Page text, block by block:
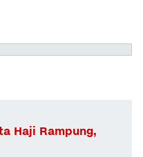
Haji Rampung,